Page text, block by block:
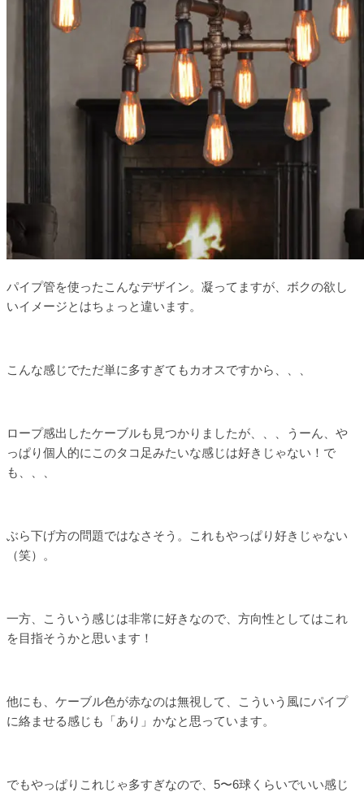
パイプ管を使ったこんなデザイン。凝ってますが、ボクの欲し
いイメージとはちょっと違います。
こんな感じでただ単に多すぎてもカオスですから、、、
ロープ感出したケーブルも見つかりましたが、、、うーん、や
っぱり個人的にこのタコ足みたいな感じは好きじゃない！で
も、、、
ぶら下げ方の問題ではなさそう。これもやっぱり好きじゃない
（笑）。
一方、こういう感じは非常に好きなので、方向性としてはこれ
を目指そうかと思います！
他にも、ケーブル色が赤なのは無視して、こういう風にパイプ
に絡ませる感じも「あり」かなと思っています。
でもやっぱりこれじゃ多すぎなので、5〜6球くらいでいい感じ